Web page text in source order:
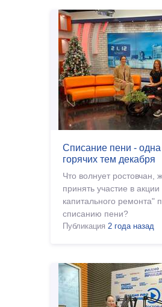
Списание пени - одна
горячих тем декабря
Что волнует
принять участие в
капитального ремонта"
списанию пени?
Публикация 2 года назад